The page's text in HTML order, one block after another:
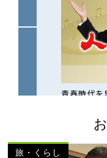
旅・くらし